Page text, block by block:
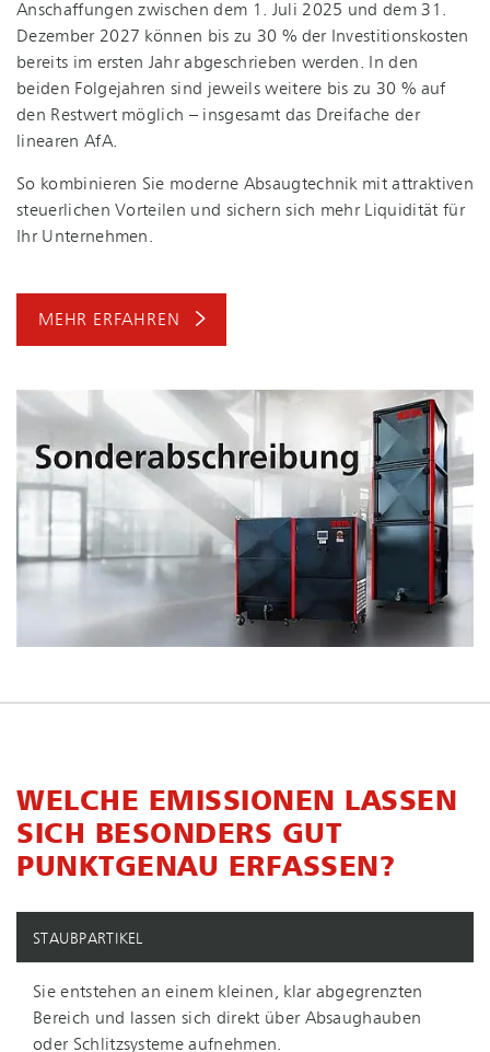
Anschaffungen zwischen dem 1. Juli 2025 und dem 31.
Dezember 2027 können bis zu 30 % der In­ves­ti­ti­ons­kos­ten
bereits im ersten Jahr abgeschrieben werden. In den
beiden Folgejahren sind jeweils weitere bis zu 30 % auf
den Restwert möglich – insgesamt das Dreifache der
linearen AfA.
So kombinieren Sie moderne Absaugtechnik mit attraktiven
steuerlichen Vorteilen und sichern sich mehr Liquidität für
Ihr Unternehmen.
MEHR ERFAHREN
WELCHE EMISSIONEN LASSEN
SICH BESONDERS GUT
PUNKTGENAU ERFASSEN?
STAUBPARTIKEL
Sie entstehen an einem kleinen, klar abgegrenzten
Bereich und lassen sich direkt über Absaughauben
oder Schlitzsysteme aufnehmen.